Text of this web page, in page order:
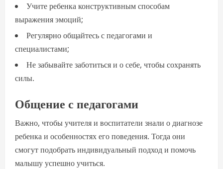
Учите ребенка конструктивным способам
выражения эмоций;
Регулярно общайтесь с педагогами и
специалистами;
Не забывайте заботиться и о себе, чтобы сохранять
силы.
Общение с педагогами
Важно, чтобы учителя и воспитатели знали о диагнозе
ребенка и особенностях его поведения. Тогда они
смогут подобрать индивидуальный подход и помочь
малышу успешно учиться.